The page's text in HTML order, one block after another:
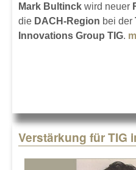
Mark Bultinck wird neuer
die DACH-Region bei der
Innovations Group TIG.
Verstärkung für TIG